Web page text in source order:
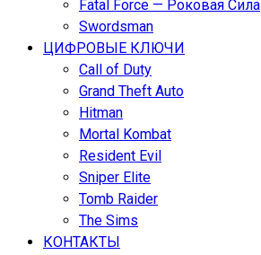
Fatal Force — Роковая Сила
Swordsman
ЦИФРОВЫЕ КЛЮЧИ
Call of Duty
Grand Theft Auto
Hitman
Mortal Kombat
Resident Evil
Sniper Elite
Tomb Raider
The Sims
КОНТАКТЫ